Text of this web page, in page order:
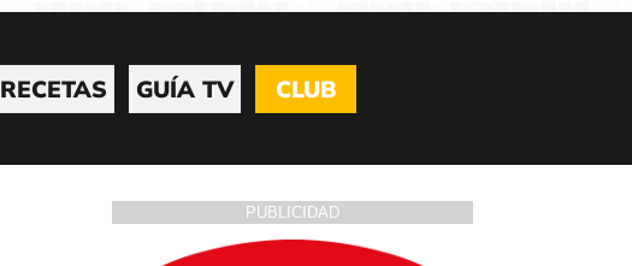
RECETAS GUÍA TV CLUB
PUBLICIDAD